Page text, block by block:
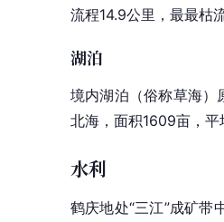
流程14.9公里，最最枯
湖泊
境内湖泊（俗称草海）
北海，面积1609亩，
水利
鹤庆地处“三江”成矿带